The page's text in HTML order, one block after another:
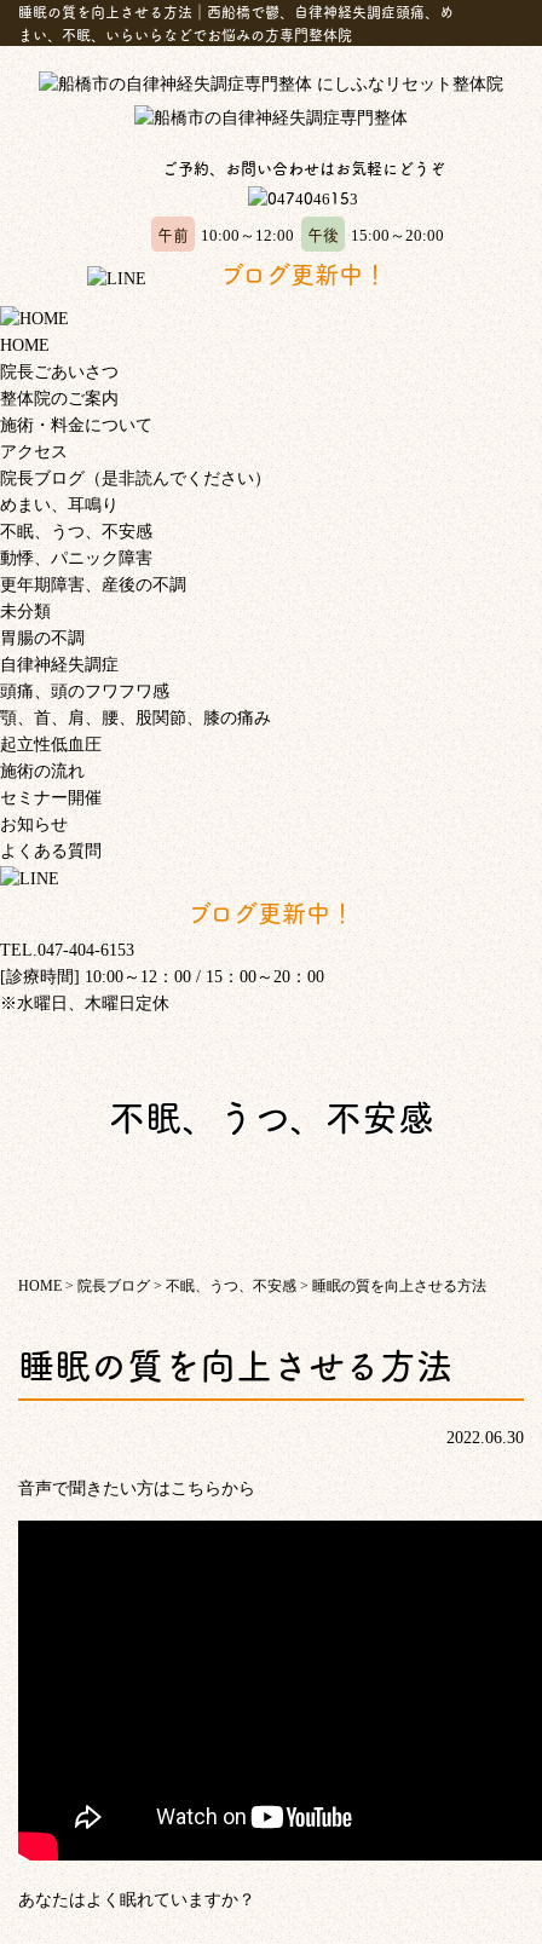
睡眠の質を向上させる方法｜西船橋で鬱、自律神経失調症頭痛、め
まい、不眠、いらいらなどでお悩みの方専門整体院
ご予約、お問い合わせはお気軽にどうぞ
午前 10:00～12:00 午後 15:00～20:00
ブログ更新中！
HOME
院長ごあいさつ
整体院のご案内
施術・料金について
アクセス
院長ブログ（是非読んでください）
めまい、耳鳴り
不眠、うつ、不安感
動悸、パニック障害
更年期障害、産後の不調
未分類
胃腸の不調
自律神経失調症
頭痛、頭のフワフワ感
顎、首、肩、腰、股関節、膝の痛み
起立性低血圧
施術の流れ
セミナー開催
お知らせ
よくある質問
ブログ更新中！
TEL.047-404-6153
[診療時間] 10:00～12：00 / 15：00～20：00
※水曜日、木曜日定休
不眠、うつ、不安感
HOME > 院長ブログ > 不眠、うつ、不安感> 睡眠の質を向上させる方法
睡眠の質を向上させる方法
2022.06.30
音声で聞きたい方はこちらから
あなたはよく眠れていますか？